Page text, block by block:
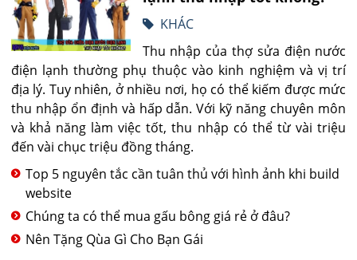
KHÁC
Thu nhập của thợ sửa điện nước
điện lạnh thường phụ thuộc vào kinh nghiệm và vị trí
địa lý. Tuy nhiên, ở nhiều nơi, họ có thể kiếm được mức
thu nhập ổn định và hấp dẫn. Với kỹ năng chuyên môn
và khả năng làm việc tốt, thu nhập có thể từ vài triệu
đến vài chục triệu đồng tháng.
Top 5 nguyên tắc cần tuân thủ với hình ảnh khi build
website
Chúng ta có thể mua gấu bông giá rẻ ở đâu?
Nên Tặng Qùa Gì Cho Bạn Gái